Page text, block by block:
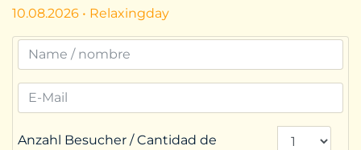
10.08.2026 • Relaxingday
Anzahl Besucher / Cantidad de